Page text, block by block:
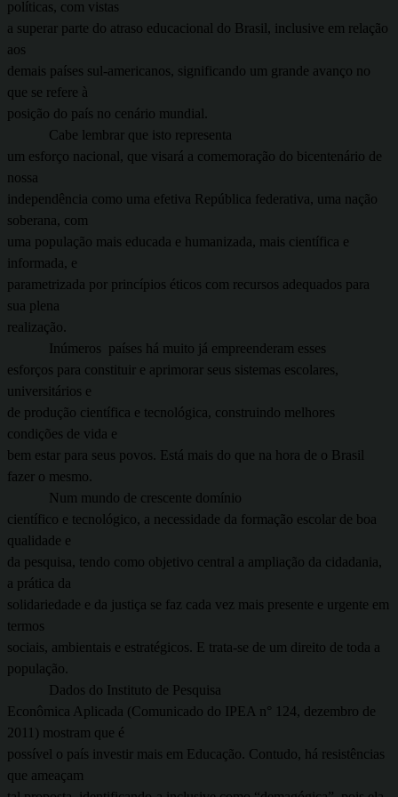
políticas, com vistas
a superar parte do atraso educacional do Brasil, inclusive em relação
aos
demais países sul-americanos, significando um grande avanço no
que se refere à
posição do país no cenário mundial.
Cabe lembrar que isto representa
um esforço nacional, que visará a comemoração do bicentenário de
nossa
independência como uma efetiva República federativa, uma nação
soberana, com
uma população mais educada e humanizada, mais científica e
informada, e
parametrizada por princípios éticos com recursos adequados para
sua plena
realização.
Inúmeros países há muito já empreenderam esses
esforços para constituir e aprimorar seus sistemas escolares,
universitários e
de produção científica e tecnológica, construindo melhores
condições de vida e
bem estar para seus povos. Está mais do que na hora de o Brasil
fazer o mesmo.
Num mundo de crescente domínio
científico e tecnológico, a necessidade da formação escolar de boa
qualidade e
da pesquisa, tendo como objetivo central a ampliação da cidadania,
a prática da
solidariedade e da justiça se faz cada vez mais presente e urgente em
termos
sociais, ambientais e estratégicos. E trata-se de um direito de toda a
população.
Dados do Instituto de Pesquisa
Econômica Aplicada (Comunicado do IPEA n° 124, dezembro de
2011) mostram que é
possível o país investir mais em Educação. Contudo, há resistências
que ameaçam